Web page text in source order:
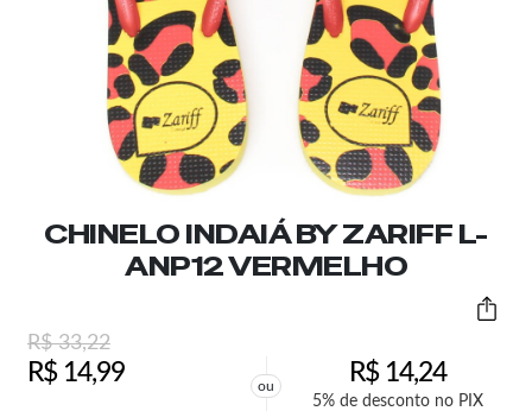
CHINELO INDAIÁ BY ZARIFF L-
ANP12 VERMELHO
R$33,22
R$14,99 ou R$14,24
5% de desconto no PIX